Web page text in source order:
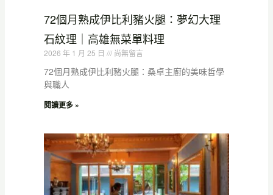
72個月熟成伊比利豬火腿：夢幻大理
石紋理｜高雄無菜單料理
2026 年 1 月 25 日 尚無留言
72個月熟成伊比利豬火腿：桑卓主廚的美味哲學
與職人
閱讀更多 »